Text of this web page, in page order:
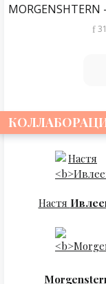
Настя